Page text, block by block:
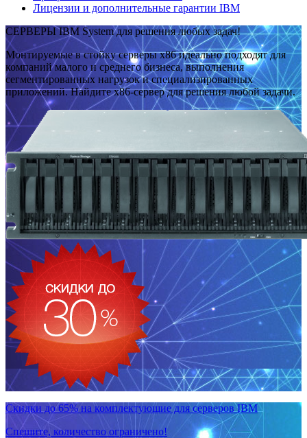
Лицензии и дополнительные гарантии IBM
СЕРВЕРЫ IBM System для решения любых задач!
Монтируемые в стойку серверы x86 идеально подходят для
компаний малого и среднего бизнеса, выполнения
сегментированных нагрузок и специализированных
приложений. Найдите x86-сервер для решения любой задачи.
Скидки до 65% на комплектующие для серверов IBM
Спешите, количество ограничено!